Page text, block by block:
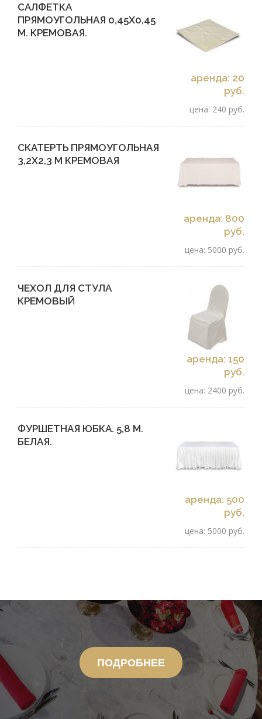
САЛФЕТКА
ПРЯМОУГОЛЬНАЯ 0,45Х0,45
М. КРЕМОВАЯ.
аренда: 20
руб.
цена: 240 руб.
СКАТЕРТЬ ПРЯМОУГОЛЬНАЯ
3,2Х2,3 М КРЕМОВАЯ
аренда: 800
руб.
цена: 5000 руб.
ЧЕХОЛ ДЛЯ СТУЛА
КРЕМОВЫЙ
аренда: 150
руб.
цена: 2400 руб.
ФУРШЕТНАЯ ЮБКА. 5,8 М.
БЕЛАЯ.
аренда: 500
руб.
цена: 5000 руб.
ПОДРОБНЕЕ